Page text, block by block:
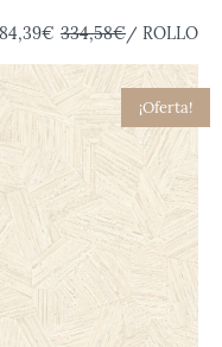
334,58€/ ROLLO
¡Oferta!